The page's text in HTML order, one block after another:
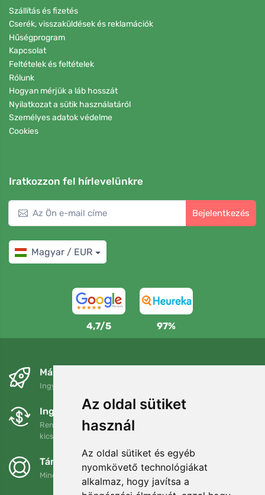
Az oldal sütiket
használ
Az oldal sütiket és egyéb
nyomkövető technológiákat
alkalmaz, hogy javítsa a
Szállítás és fizetés
Cserék, visszaküldések és reklamációk
Hűségprogram
Kapcsolat
Feltételek és feltételek
Rólunk
Hogyan mérjük a láb hosszát
Nyilatkozat a sütik használatáról
Személyes adatok védelme
Cookies
Iratkozzon fel hírlevelünkre
Bejelentkezés
Magyar / EUR
4,7/5 97%
Másnapra és ingyenesen
Ingyenes szállítás a következő összeg felett: 80 EUR
Ingyenes csere és visszaküldés
Rendelését 90 napon belül bármikor visszaküldheti vagy
kicserélheti.
Támogatjuk a Trees.org-ot
Minden megrendelésért ültetünk egy fát! Bővebben